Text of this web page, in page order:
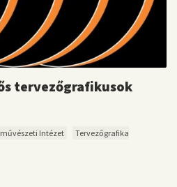
tervezőgrafikusok
Intézet
Tervezőgrafika